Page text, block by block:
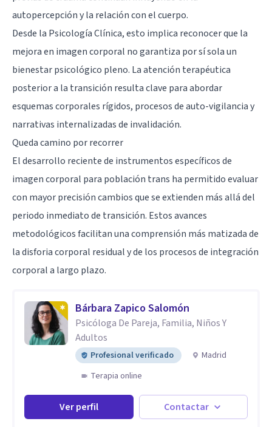
autopercepción y la relación con el cuerpo.
Desde la Psicología Clínica, esto implica reconocer que la
mejora en imagen corporal no garantiza por sí sola un
bienestar psicológico pleno. La atención terapéutica
posterior a la transición resulta clave para abordar
esquemas corporales rígidos, procesos de auto-vigilancia y
narrativas internalizadas de invalidación.
Queda camino por recorrer
El desarrollo reciente de instrumentos específicos de
imagen corporal para población trans ha permitido evaluar
con mayor precisión cambios que se extienden más allá del
periodo inmediato de transición. Estos avances
metodológicos facilitan una comprensión más matizada de
la disforia corporal residual y de los procesos de integración
corporal a largo plazo.
Bárbara Zapico Salomón
Psicóloga De Pareja, Familia, Niños Y
Adultos
Profesional verificado
Madrid
Terapia online
Ver perfil Contactar